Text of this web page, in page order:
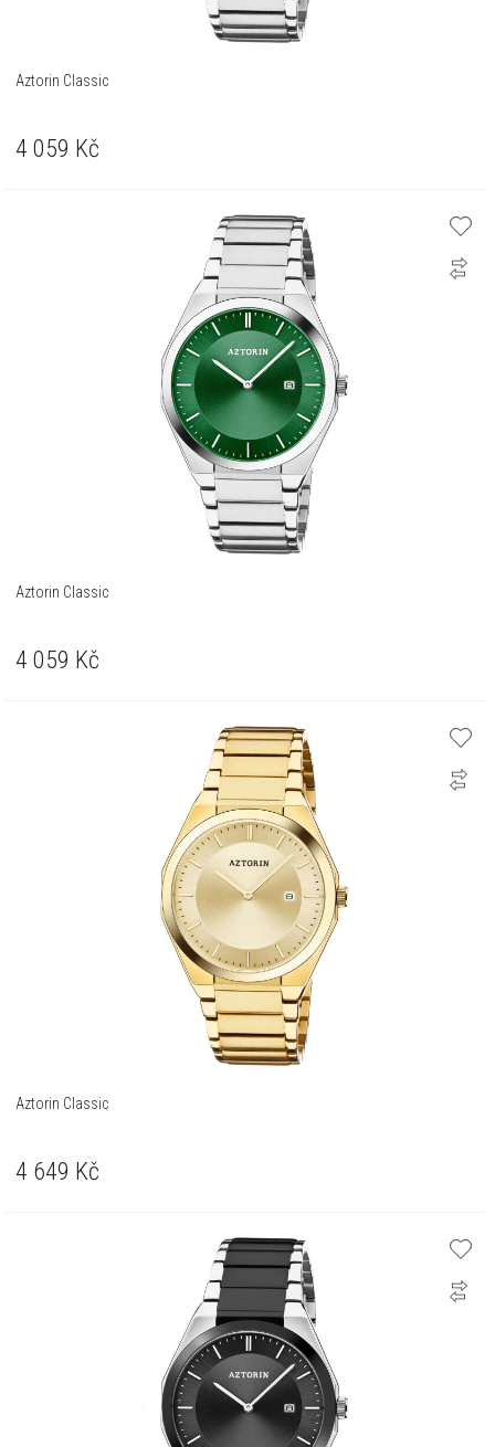
Aztorin Classic
4 059 Kč
Aztorin Classic
4 059 Kč
Aztorin Classic
4 649 Kč